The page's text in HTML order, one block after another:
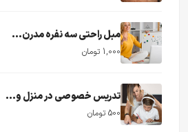
مبل راحتی سه نفره مدرن...
1,000 تومان
تدریس خصوصی در منزل و...
500 تومان